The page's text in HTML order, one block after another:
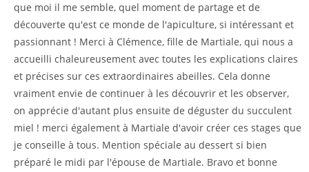
que moi il me semble, quel moment de partage et de
découverte qu'est ce monde de l'apiculture, si intéressant et
passionnant ! Merci à Clémence, fille de Martiale, qui nous a
accueilli chaleureusement avec toutes les explications claires
et précises sur ces extraordinaires abeilles. Cela donne
vraiment envie de continuer à les découvrir et les observer,
on apprécie d'autant plus ensuite de déguster du succulent
miel ! merci également à Martiale d'avoir créer ces stages que
je conseille à tous. Mention spéciale au dessert si bien
préparé le midi par l'épouse de Martiale. Bravo et bonne